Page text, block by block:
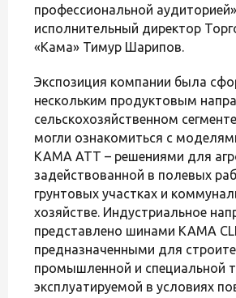
профессиональной
исполнительный директор
«Кама» Тимур Шарипов.
Экспозиция компании была
нескольким продуктовым
сельскохозяйственном
могли ознакомиться с
KAMA ATT – решениями для
задействованной в полевых
грунтовых участках и
хозяйстве. Индустриальное
представлено шинами KAMA
предназначенными для
промышленной и специальной
эксплуатируемой в условиях